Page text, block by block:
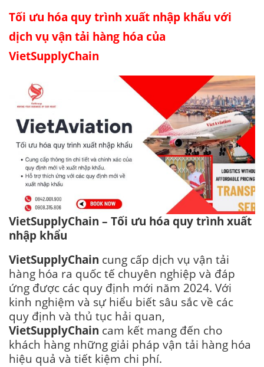
Tối ưu hóa quy trình xuất nhập khẩu với
dịch vụ vận tải hàng hóa của
VietSupplyChain
VietSupplyChain – Tối ưu hóa quy trình xuất
nhập khẩu
VietSupplyChain cung cấp dịch vụ vận tải
hàng hóa ra quốc tế chuyên nghiệp và đáp
ứng được các quy định mới năm 2024. Với
kinh nghiệm và sự hiểu biết sâu sắc về các
quy định và thủ tục hải quan,
VietSupplyChain cam kết mang đến cho
khách hàng những giải pháp vận tải hàng hóa
hiệu quả và tiết kiệm chi phí.